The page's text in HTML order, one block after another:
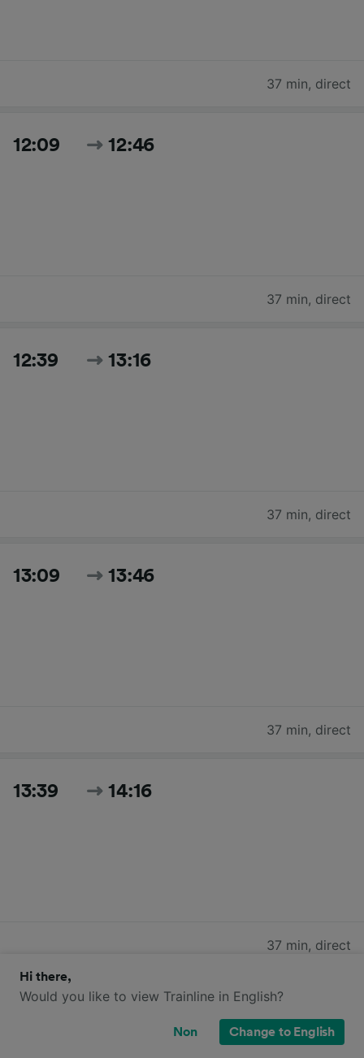
37 min, direct
12:09 12:46
37 min, direct
12:39 13:16
37 min, direct
13:09 13:46
37 min, direct
13:39 14:16
37 min, direct
14:09 14:46
Hi there,
Would you like to view Trainline in English?
Non Change to English